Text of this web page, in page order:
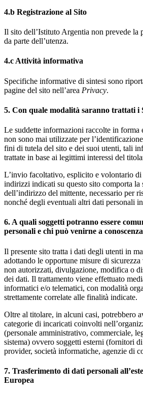
4.b Registrazione al Sito
Il sito dell’Istituto Argentia non prevede la
da parte dell’utenza.
4.c Attività informativa
Specifiche informative di sintesi sono
pagine del sito nell’area Privacy.
5. Con quale modalità saranno trattati i
Le suddette informazioni raccolte in forma
non sono mai utilizzate per
fini di tutela del sito e dei suoi utenti, tali
trattate in base ai legittimi interessi del
L’invio facoltativo, esplicito e volontario di
indirizzi indicati su questo sito comporta la
dell’indirizzo del mittente, necessario per
nonché degli eventuali altri dati personali
6. A quali soggetti potranno essere
personali e chi può venirne a conoscenza
Il presente sito tratta i dati degli utenti in
adottando le opportune misure di sicurezza
non autorizzati, divulgazione, modifica o
dei dati. Il trattamento viene effettuato
informatici e/o telematici, con modalità
strettamente correlate alle finalità indicate.
Oltre al titolare, in alcuni casi, potrebbero
categorie di incaricati coinvolti
(personale amministrativo, commerciale,
sistema) ovvero soggetti esterni (fornitori
provider, società informatiche, agenzie di
7. Trasferimento di dati personali
Europea